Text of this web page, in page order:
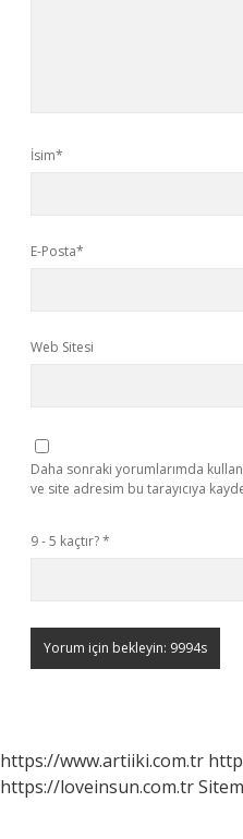
İsim*
E-Posta*
Web Sitesi
Daha sonraki yorumlarımda
ve site adresim bu tarayıcıya
9 - 5 kaçtır?*
https://www.artiiki.com.tr
https://loveinsun.com.tr